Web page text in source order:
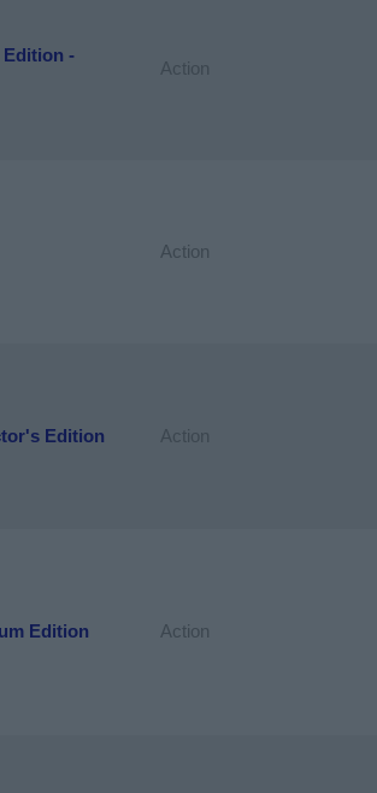
Edition -
Action
Action
Edition Action
Edition Action